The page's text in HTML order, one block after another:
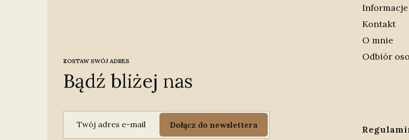
ZOSTAW SWÓJ ADRES
Bądź bliżej nas
Twój adres e-mail Dołącz do newslettera
Kontakt
O mnie
Odbiór